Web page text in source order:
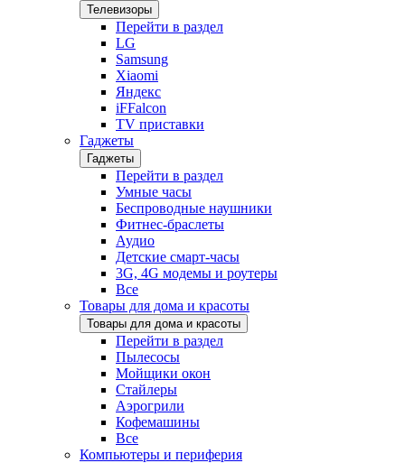
Телевизоры
Перейти в раздел
LG
Samsung
Xiaomi
Яндекс
iFFalcon
TV приставки
Гаджеты
Гаджеты
Перейти в раздел
Умные часы
Беспроводные наушники
Фитнес-браслеты
Аудио
Детские смарт-часы
3G, 4G модемы и роутеры
Все
Товары для дома и красоты
Товары для дома и красоты
Перейти в раздел
Пылесосы
Мойщики окон
Стайлеры
Аэрогрили
Кофемашины
Все
Компьютеры и периферия